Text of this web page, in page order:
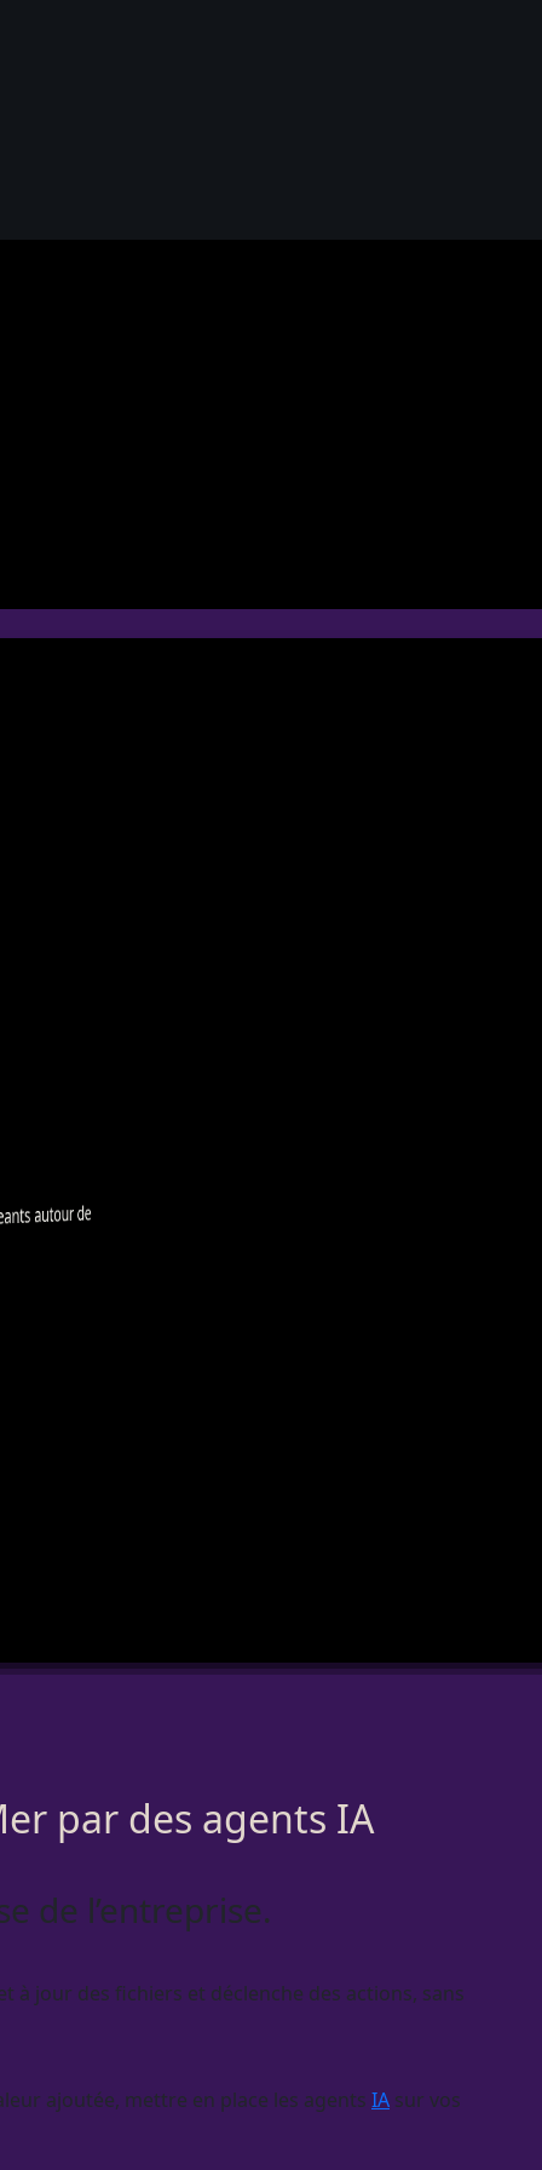
autour de
par des agents IA
de l’entreprise.
à jour des fichiers et déclenche des actions, sans
ajoutée, mettre en place les agents IA sur vos